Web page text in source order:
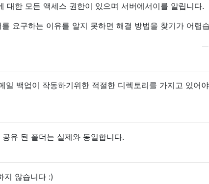
대한 모든 액세스 권한이 있으며 서버에서이를 알립니다.
요구하는 이유를 알지 못하면 해결 방법을 찾기가 어렵
일 백업이 작동하기위한 적절한 디렉토리를 가지고 있어
유 된 폴더는 실제와 동일합니다.
지 않습니다 :)